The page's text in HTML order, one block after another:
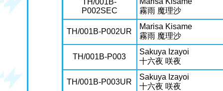
TH/001B-
P002SEC
霧雨 魔理沙
TH/001B-P002UR
Marisa Kisame
霧雨 魔理沙
TH/001B-P003
Sakuya Izayoi
十六夜 咲夜
TH/001B-P003UR
Sakuya Izayoi
十六夜 咲夜